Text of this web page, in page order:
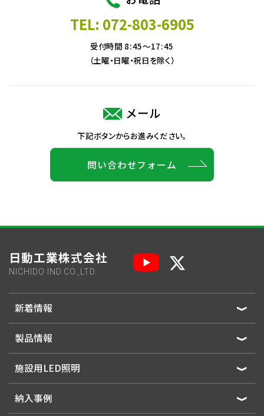
TEL: 072-803-6905
受付時間 8:45～17:45
（土曜・日曜・祝日を除く）
メール
下記ボタンからお進みください。
問い合わせフォーム
日動工業株式会社
NICHIDO IND.CO.,LTD.
新着情報
製品情報
施設用LED照明
納入事例